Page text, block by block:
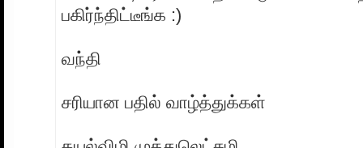
பகிர்ந்திட்டீங்க :)
வந்தி
சரியான பதில் வாழ்த்துக்கள்